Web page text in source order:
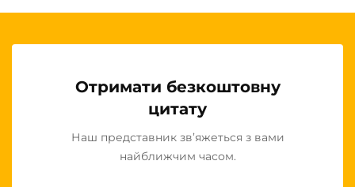
Отримати безкоштовну
цитату
Наш представник зв’яжеться з вами
найближчим часом.